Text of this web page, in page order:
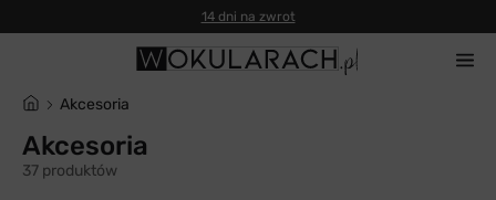
14 dni na zwrot
Akcesoria
Akcesoria
37 produktów